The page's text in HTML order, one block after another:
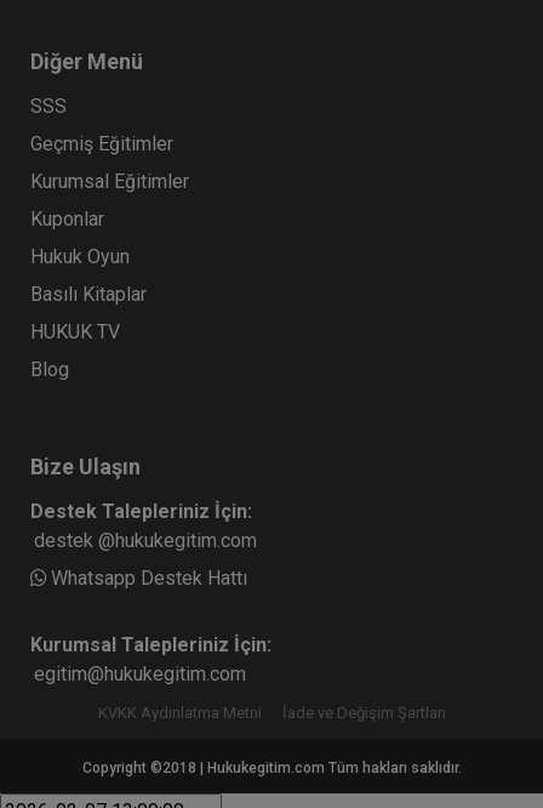
Diğer Menü
SSS
Geçmiş Eğitimler
Kurumsal Eğitimler
Kuponlar
Hukuk Oyun
Basılı Kitaplar
HUKUK TV
Blog
Bize Ulaşın
Destek Talepleriniz İçin:
destek @hukukegitim.com
Whatsapp Destek Hattı
Kurumsal Talepleriniz İçin:
egitim@hukukegitim.com
KVKK Aydınlatma Metni İade ve Değişim Şartları
Copyright ©2018 | Hukukegitim.com Tüm hakları saklıdır.